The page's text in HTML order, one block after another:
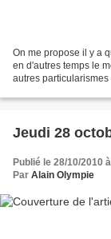
On me propose il y a
en d'autres temps le
autres
Jeudi 28
Publié le 28/10/2010
Par Alain Olympie